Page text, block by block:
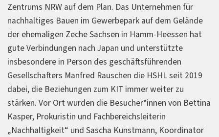
Zentrums NRW auf dem Plan. Das Unternehmen für
nachhaltiges Bauen im Gewerbepark auf dem Gelände
der ehemaligen Zeche Sachsen in Hamm-Heessen hat
gute Verbindungen nach Japan und unterstützte
insbesondere in Person des geschäftsführenden
Gesellschafters Manfred Rauschen die HSHL seit 2019
dabei, die Beziehungen zum KIT immer weiter zu
stärken. Vor Ort wurden die Besucher*innen von Bettina
Kasper, Prokuristin und Fachbereichsleiterin
„Nachhaltigkeit“ und Sascha Kunstmann, Koordinator